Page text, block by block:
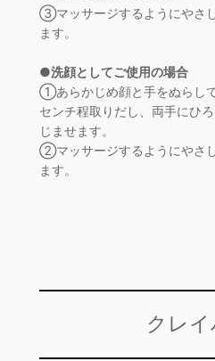
③マッサージするようにやさ
ます。
●洗顔としてご使用の場合
①あらかじめ顔と手をぬらし
センチ程取りだし、両手にひ
じませます。
②マッサージするようにやさ
ます。
クレイ